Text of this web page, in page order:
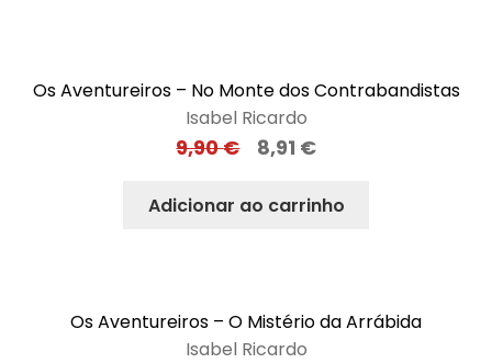
Os Aventureiros – No Monte dos Contrabandistas
Isabel Ricardo
9,90€ 8,91 €
Adicionar ao carrinho
Os Aventureiros – O Mistério da Arrábida
Isabel Ricardo